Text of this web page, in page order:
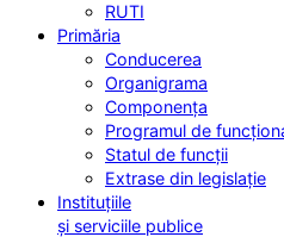
RUTI
Primăria
Conducerea
Organigrama
Componența
Programul de
Statul de funcții
Extrase din legislație
Instituțiile
și serviciile publice